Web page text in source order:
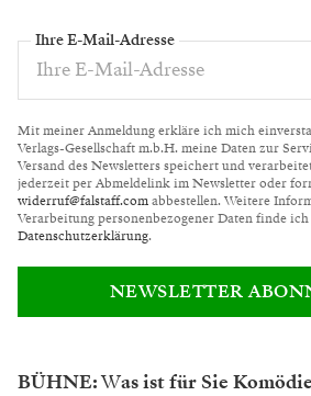
Ihre E-Mail-Adresse
Mit meiner Anmeldung erkläre ich mich
Verlags-Gesellschaft m.b.H. meine Daten zur
Versand des Newsletters speichert und
jederzeit per Abmeldelink im Newsletter oder
widerruf@falstaff.comabbestellen. Weitere
Verarbeitung personenbezogener Daten finde
Datenschutzerklärung.
NEWSLETTER
BÜHNE:Was ist für Sie